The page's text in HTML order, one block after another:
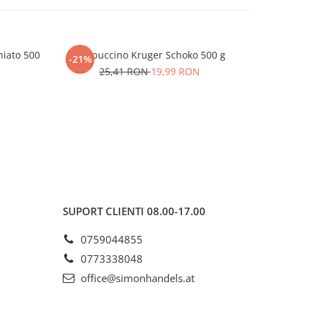
500 -21%
Cappuccino Kruger Schoko 500 g
25,41 RON19,99 RON
SUPORT CLIENTI 08.00-17.00
0759044855
0773338048
office@simonhandels.at